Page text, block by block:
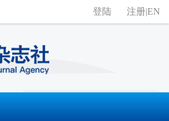
登陆 注册|EN